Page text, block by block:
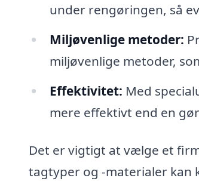
under rengøringen, så
Miljøvenlige metoder:
miljøvenlige metoder,
Effektivitet: Med
mere effektivt end en
Det er vigtigt at vælge et
tagtyper og -materialer kan